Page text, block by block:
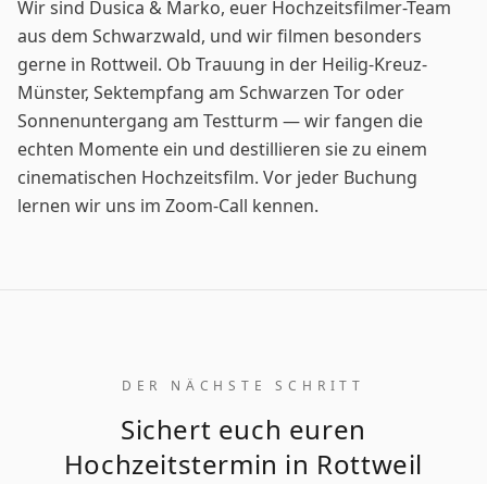
Wir sind Dusica & Marko, euer Hochzeitsfilmer-Team
aus dem Schwarzwald, und wir filmen besonders
gerne in Rottweil. Ob Trauung in der Heilig-Kreuz-
Münster, Sektempfang am Schwarzen Tor oder
Sonnenuntergang am Testturm — wir fangen die
echten Momente ein und destillieren sie zu einem
cinematischen Hochzeitsfilm. Vor jeder Buchung
lernen wir uns im Zoom-Call kennen.
DER NÄCHSTE SCHRITT
Sichert euch euren
Hochzeitstermin in Rottweil